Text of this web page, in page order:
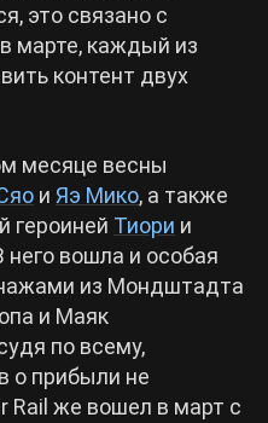
это связано с
марте, каждый из
контент двух
месяце весны
и Яэ Мико, а также
героиней Тиори и
него вошла и особая
из Мондштадта
и Маяк
по всему,
о прибыли не
Rail же вошел в март с